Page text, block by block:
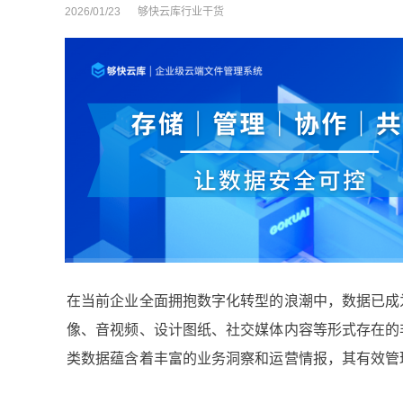
2026/01/23 够快云库行业干货
在当前企业全面拥抱数字化转型的浪潮中，数据已
像、音视频、设计图纸、社交媒体内容等形式存在
类数据蕴含着丰富的业务洞察和运营情报，其有效